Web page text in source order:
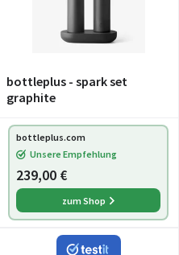
bottleplus - spark set
graphite
bottleplus.com
Unsere Empfehlung
239,00 €
zum Shop